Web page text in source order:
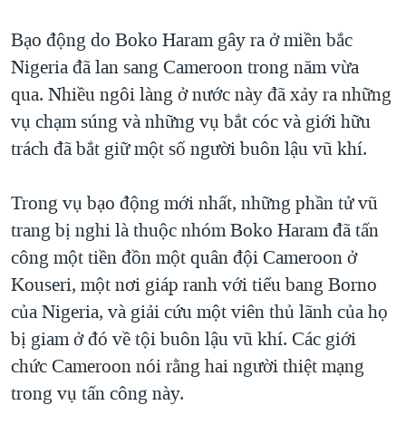
Bạo động do Boko Haram gây ra ở miền bắc
Nigeria đã lan sang Cameroon trong năm vừa
qua. Nhiều ngôi làng ở nước này đã xảy ra những
vụ chạm súng và những vụ bắt cóc và giới hữu
trách đã bắt giữ một số người buôn lậu vũ khí.
Trong vụ bạo động mới nhất, những phần tử vũ
trang bị nghi là thuộc nhóm Boko Haram đã tấn
công một tiền đồn một quân đội Cameroon ở
Kouseri, một nơi giáp ranh với tiểu bang Borno
của Nigeria, và giải cứu một viên thủ lãnh của họ
bị giam ở đó về tội buôn lậu vũ khí. Các giới
chức Cameroon nói rằng hai người thiệt mạng
trong vụ tấn công này.